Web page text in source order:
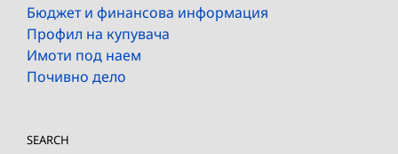
Бюджет и финансова информация
Профил на купувача
Имоти под наем
Почивно дело
SEARCH